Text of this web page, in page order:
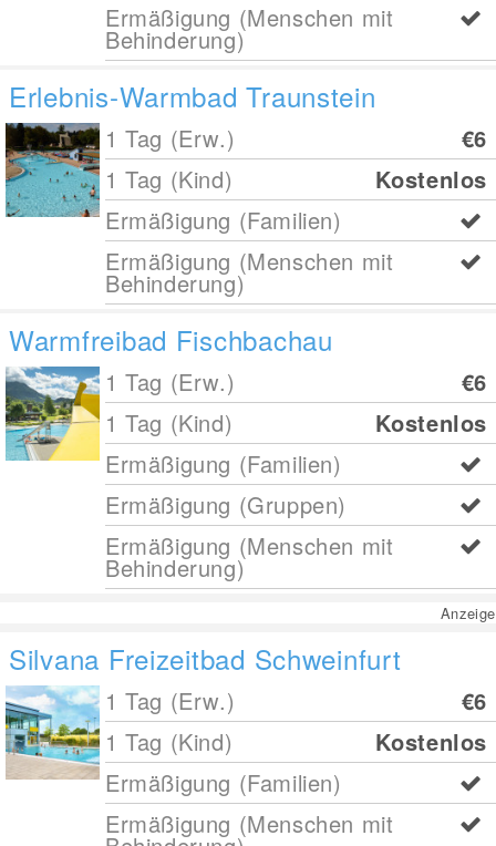
Ermäßigung (Menschen mit
Behinderung)
Erlebnis-Warmbad Traunstein
1 Tag (Erw.)
€6
1 Tag (Kind)
Kostenlos
Ermäßigung (Familien)
Ermäßigung (Menschen mit
Behinderung)
Warmfreibad Fischbachau
1 Tag (Erw.)
€6
1 Tag (Kind)
Kostenlos
Ermäßigung (Familien)
Ermäßigung (Gruppen)
Ermäßigung (Menschen mit
Behinderung)
Anzeige
Silvana Freizeitbad Schweinfurt
1 Tag (Erw.)
€6
1 Tag (Kind)
Kostenlos
Ermäßigung (Familien)
Ermäßigung (Menschen mit